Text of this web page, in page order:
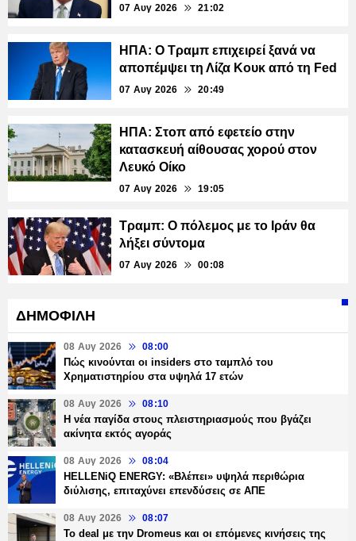
07 Αυγ 2026 21:02
ΗΠΑ: Ο Τραμπ επιχειρεί ξανά να
αποπέμψει τη Λίζα Κουκ από τη Fed
07 Αυγ 2026 20:49
ΗΠΑ: Στοπ από εφετείο στην
κατασκευή αίθουσας χορού στον
Λευκό Οίκο
07 Αυγ 2026 19:05
Τραμπ: Ο πόλεμος με το Ιράν θα
λήξει σύντομα
07 Αυγ 2026 00:08
ΔΗΜΟΦΙΛΗ
08 Αυγ 2026 08:00
Πώς κινούνται οι insiders στο ταμπλό του
Χρηματιστηρίου στα υψηλά 17 ετών
08 Αυγ 2026 08:10
Η νέα παγίδα στους πλειστηριασμούς που βγάζει
ακίνητα εκτός αγοράς
08 Αυγ 2026 08:04
HELLENiQ ENERGY: «Βλέπει» υψηλά περιθώρια
διύλισης, επιταχύνει επενδύσεις σε ΑΠΕ
08 Αυγ 2026 08:07
Το deal με την Dromeus και οι επόμενες κινήσεις της